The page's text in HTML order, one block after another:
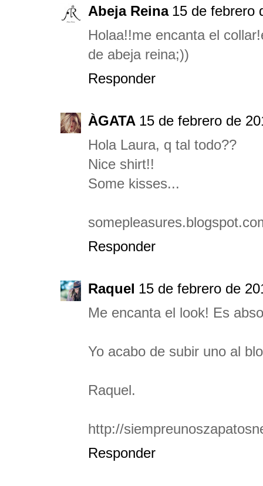
Abeja Reina 15 de febrero
Holaa!!me encanta el
de abeja reina;))
Responder
ÀGATA 15 de febrero de
Hola Laura, q tal todo??
Nice shirt!!
Some kisses...
Responder
Raquel 15 de febrero de
Me encanta el look! Es
Yo acabo de subir uno al
Raquel.
http://
Responder